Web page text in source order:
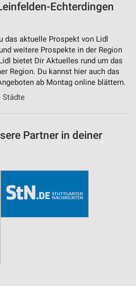
Echterdingen
das aktuelle Prospekt von Lidl
weitere Prospekte in der Region
bietet Dir Aktuelles rund um das
Region. Du kannst hier auch das
ab Montag online blättern.
Städte
Partner in deiner